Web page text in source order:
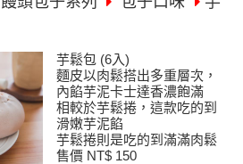
芋鬆包 (6入)
麵皮以肉鬆搭出多重層次，
內餡芋泥卡士達香濃飽滿
相較於芋鬆捲，這款吃的到
滑嫩芋泥餡
芋鬆捲則是吃的到滿滿肉鬆
售價 NT$ 150